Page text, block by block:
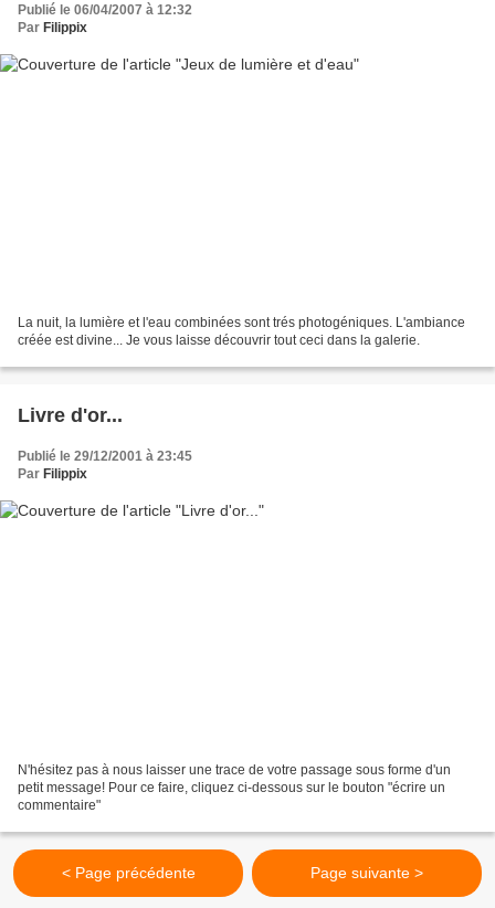
Publié le 06/04/2007 à 12:32
Par Filippix
La nuit, la lumière et l'eau combinées sont trés photogéniques. L'ambiance
créée est divine... Je vous laisse découvrir tout ceci dans la galerie.
Livre d'or...
Publié le 29/12/2001 à 23:45
Par Filippix
N'hésitez pas à nous laisser une trace de votre passage sous forme d'un
petit message! Pour ce faire, cliquez ci-dessous sur le bouton "écrire un
commentaire"
< Page précédente Page suivante >